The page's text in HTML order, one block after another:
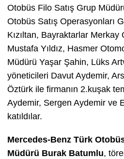
Otobüs Filo Satış Grup
Otobüs Satış Operasyonları
Kızıltan, Bayraktarlar Merkay
Mustafa Yıldız, Hasmer
Müdürü Yaşar Şahin, Lüks
yöneticileri Davut Aydemir,
Öztürk ile firmanın 2.kuşak
Aydemir, Sergen Aydemir ve
katıldılar.
Mercedes-Benz Türk
Müdürü Burak Batumlu,